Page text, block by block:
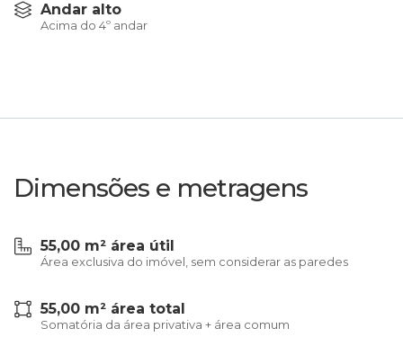
Andar alto
Acima do 4º andar
Dimensões e metragens
55,00 m² área útil
Área exclusiva do imóvel, sem considerar as paredes
55,00 m² área total
Somatória da área privativa + área comum